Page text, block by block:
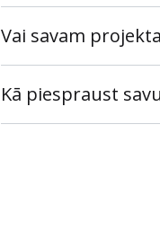
Vai savam
Kā piespraust